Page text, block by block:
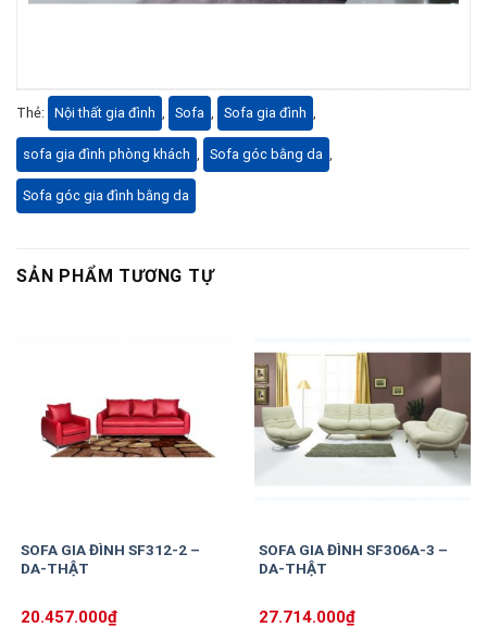
Thẻ: Nội thất gia đình Sofa Sofa gia đình
sofa gia đình phòng khách Sofa góc bằng da
Sofa góc gia đình bằng da
SẢN PHẨM TƯƠNG TỰ
SOFA GIA ĐÌNH SF312-2 –
DA-THẬT
20.457.000₫
SOFA GIA ĐÌNH SF306A-3 –
DA-THẬT
27.714.000₫